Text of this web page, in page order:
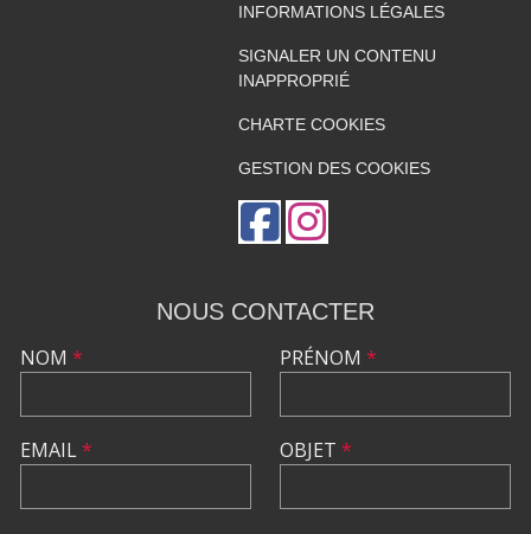
INFORMATIONS LÉGALES
SIGNALER UN CONTENU
INAPPROPRIÉ
CHARTE COOKIES
GESTION DES COOKIES
NOUS CONTACTER
NOM *
EMAIL*
PRÉNOM *
OBJET *